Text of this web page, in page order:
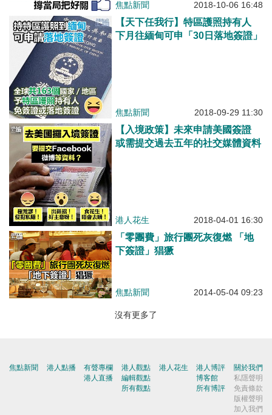
焦點新聞 2018-10-06 16:48
【天下任我行】特區護照持有人
下月往緬甸可申「30日落地簽證」
焦點新聞 2018-09-29 11:30
【入境政策】未來申請美國簽證
或需提交過去五年的社交媒體資料
港人花生 2018-04-01 16:30
「零團費」旅行團死灰復燃 「地
下簽證」猖獗
焦點新聞 2014-05-04 09:23
沒有更多了
焦點新聞 港人點播
有聲專欄
港人直播
港人觀點
編輯觀點
所有觀點
港人花生
港人博評
博客館
所有博評
關於我們
私隱聲明
免責條款
版權聲明
加入我們